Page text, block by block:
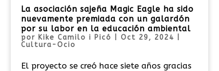
La asociación sajeña Magic Eagle ha sido
nuevamente premiada con un galardón
por su labor en la educación ambiental
por Kike Camilo i Picó Oct 29, 2024
Cultura-Ocio
El proyecto se creó hace siete años gracias